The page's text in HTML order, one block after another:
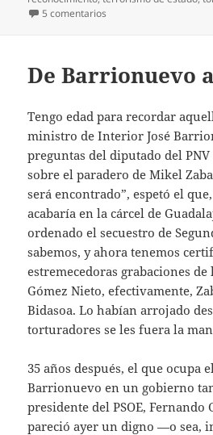
5 comentarios
De Barrionuevo
Tengo edad para recordar
ministro de Interior José
preguntas del diputado del PNV
sobre el paradero de Mikel
será encontrado”, espetó el
acabaría en la cárcel de
ordenado el secuestro de
sabemos, y ahora tenemos
estremecedoras grabaciones
Gómez Nieto, efectivamente,
Bidasoa. Lo habían arrojado
torturadores se les fuera la
35 años después, el que ocupa
Barrionuevo en un gobierno
presidente del PSOE, Fernando
pareció ayer un digno —o sea,